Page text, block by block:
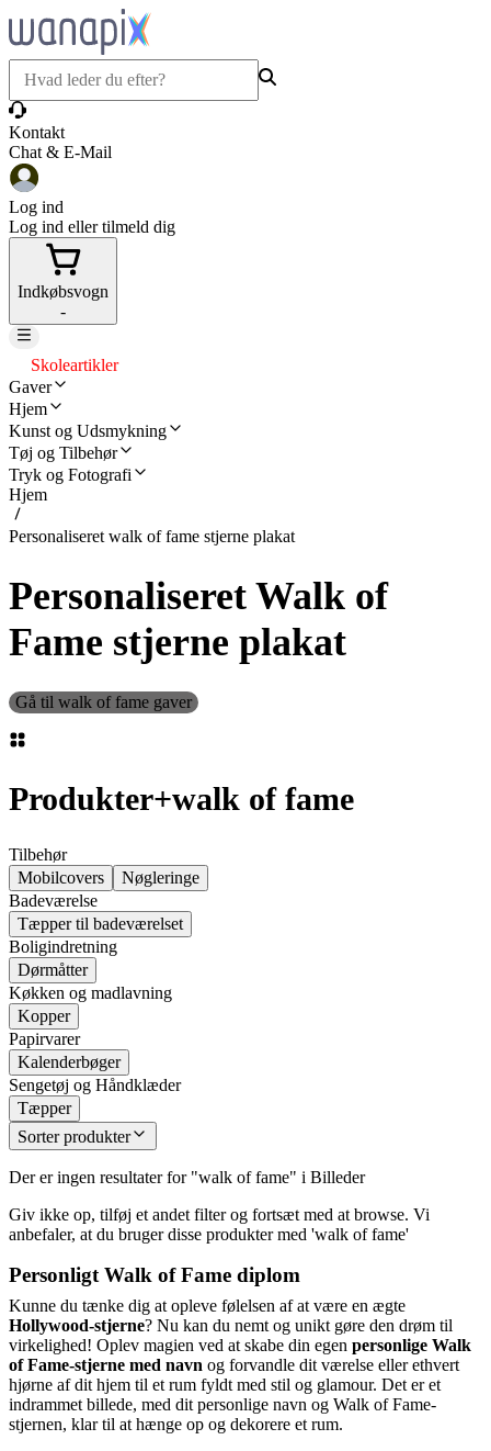
Kontakt
Chat & E-Mail
Log ind
Log ind eller tilmeld dig
Indkøbsvogn
-
Skoleartikler
Gaver
Hjem
Kunst og Udsmykning
Tøj og Tilbehør
Tryk og Fotografi
Hjem
Personaliseret walk of fame stjerne plakat
Personaliseret Walk of
Fame stjerne plakat
Gå til walk of fame gaver
Produkter+walk of fame
Tilbehør
Mobilcovers
Nøgleringe
Badeværelse
Tæpper til badeværelset
Boligindretning
Dørmåtter
Køkken og madlavning
Kopper
Papirvarer
Kalenderbøger
Sengetøj og Håndklæder
Tæpper
Sorter produkter
Der er ingen resultater for "walk of fame" i Billeder
Giv ikke op, tilføj et andet filter og fortsæt med at browse. Vi
anbefaler, at du bruger disse produkter med 'walk of fame'
Personligt Walk of Fame diplom
Kunne du tænke dig at opleve følelsen af at være en ægte
Hollywood-stjerne? Nu kan du nemt og unikt gøre den drøm til
virkelighed! Oplev magien ved at skabe din egen personlige Walk
of Fame-stjerne med navn og forvandle dit værelse eller ethvert
hjørne af dit hjem til et rum fyldt med stil og glamour. Det er et
indrammet billede, med dit personlige navn og Walk of Fame-
stjernen, klar til at hænge op og dekorere et rum.